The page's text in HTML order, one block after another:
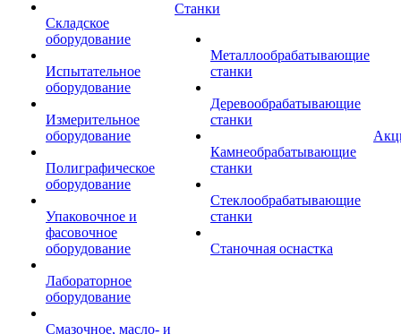
Складское
оборудование
Испытательное
оборудование
Измерительное
оборудование
Полиграфическое
оборудование
Упаковочное и
фасовочное
оборудование
Лабораторное
оборудование
Смазочное, масло- и
Станки
Металлообрабатывающие
станки
Деревообрабатывающие
станки
Камнеобрабатывающие
станки
Стеклообрабатывающие
станки
Станочная оснастка